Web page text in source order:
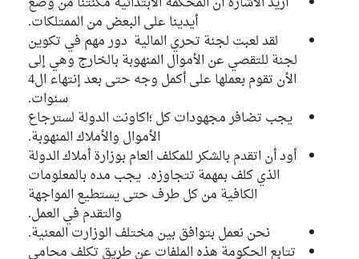
أيدينا على البعض من الممتلكات.
لقد لعبت لجنة تحري المالية دور مهم في تكوين
لجنة للتقصي عن الأموال المنهوبة بالخارج وهي إلى
الأن تقوم بعملها على أكمل وجه حتى بعد إنتهاء ال4
سنوات.
يجب تضافر مجهودات كل ؛اكاونت الدولة لسترجاع
الأموال والأملاك المنهوبة.
أود أن اتقدم بالشكر للمكلف العام بوزارة أملاك الدولة
الذي كلف بمهمة تتجاوزه. يجب مده بالمعلومات
الكافية من كل طرف حتى يستطيع المواجهة
والتقدم في العمل.
نحن نعمل بتوافق بين مختلف الوزارت المعنية.
تتابع الحكومة هذه الملفات عن طريق تكلف محامي